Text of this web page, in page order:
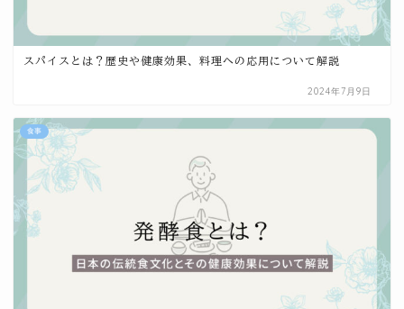
スパイスとは？歴史や健康効果、料理への応用について解説
2024年7月9日
食事